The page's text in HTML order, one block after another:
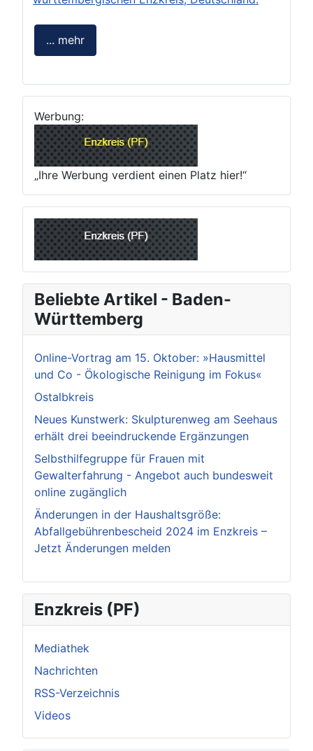
... mehr
Werbung:
„Ihre Werbung verdient einen Platz hier!“
Beliebte Artikel - Baden-
Württemberg
Online-Vortrag am 15. Oktober: »Hausmittel
und Co - Ökologische Reinigung im Fokus«
Ostalbkreis
Neues Kunstwerk: Skulpturenweg am Seehaus
erhält drei beeindruckende Ergänzungen
Selbsthilfegruppe für Frauen mit
Gewalterfahrung - Angebot auch bundesweit
online zugänglich
Änderungen in der Haushaltsgröße:
Abfallgebührenbescheid 2024 im Enzkreis –
Jetzt Änderungen melden
Enzkreis (PF)
Mediathek
Nachrichten
RSS-Verzeichnis
Videos